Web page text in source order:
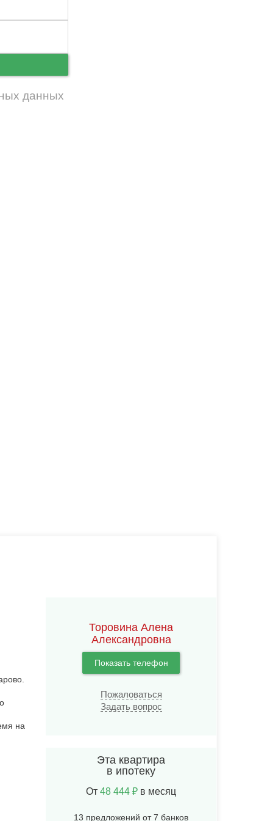
на
Торовина Алена
Александровна
Показать телефон
Пожаловаться
Задать вопрос
Эта квартира
в ипотеку
От 48 444 ₽ в месяц
13 предложений от 7 банков
данных